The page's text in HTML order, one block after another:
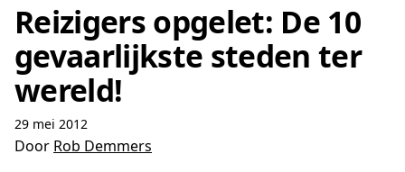
Reizigers opgelet: De 10
gevaarlijkste steden ter
wereld!
29 mei 2012
Door Rob Demmers